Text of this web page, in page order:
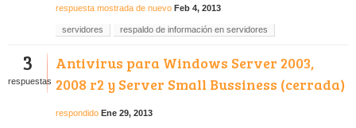
respuesta mostrada de nuevo Feb 4, 2013
servidores respaldo de información en servidores
3
respuestas
Antivirus para Windows Server 2003,
2008 r2 y Server Small Bussiness (cerrada)
respondido Ene 29, 2013